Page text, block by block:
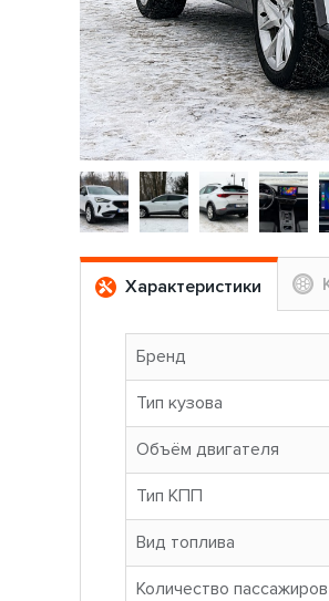
Характеристики
Бренд
Тип кузова
Объём двигателя
Тип КПП
Вид топлива
Количество пассажиров